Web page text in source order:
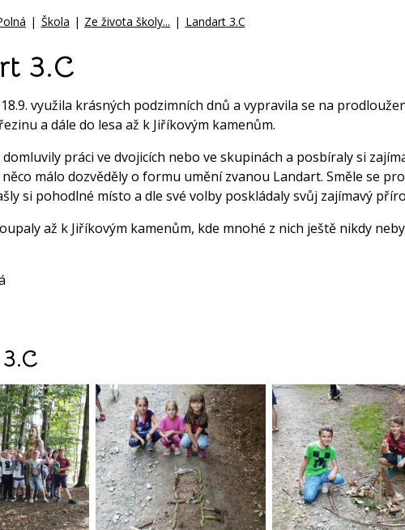
| Škola | Ze života školy... | Landart 3.C
3.C
využila krásných podzimních dnů a vypravila se na
a dále do lesa až k Jiříkovým kamenům.
práci ve dvojicích nebo ve skupinách a posbíraly si
málo dozvěděly o formu umění zvanou Landart. Směle se
si pohodlné místo a dle své volby poskládaly svůj zajímavý
až k Jiříkovým kamenům, kde mnohé z nich ještě nikdy